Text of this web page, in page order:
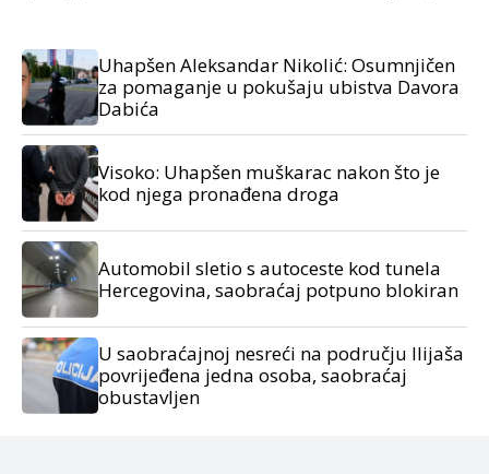
Uhapšen Aleksandar Nikolić: Osumnjičen
za pomaganje u pokušaju ubistva Davora
Dabića
Visoko: Uhapšen muškarac nakon što je
kod njega pronađena droga
Automobil sletio s autoceste kod tunela
Hercegovina, saobraćaj potpuno blokiran
U saobraćajnoj nesreći na području Ilijaša
povrijeđena jedna osoba, saobraćaj
obustavljen